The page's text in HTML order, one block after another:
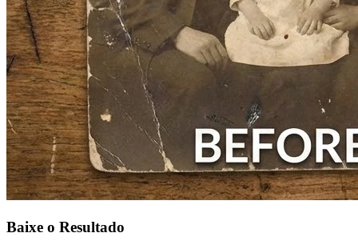
Baixe o Resultado